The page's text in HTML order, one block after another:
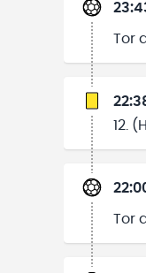
Tor
12.
Tor